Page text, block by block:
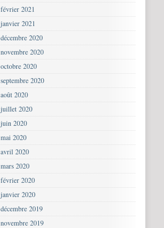
février 2021
janvier 2021
décembre 2020
novembre 2020
octobre 2020
septembre 2020
août 2020
juillet 2020
juin 2020
mai 2020
avril 2020
mars 2020
février 2020
janvier 2020
décembre 2019
novembre 2019